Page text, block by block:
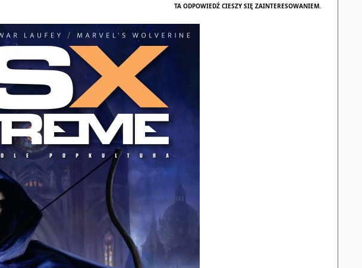
TA ODPOWIEDŹ CIESZY SIĘ ZAINTERESOWANIEM.